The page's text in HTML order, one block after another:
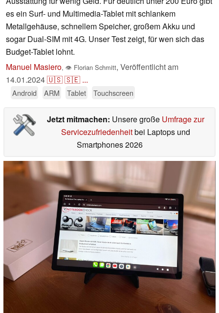
es ein Surf- und Multimedia-Tablet mit schlankem
Metallgehäuse, schnellem Speicher, großem Akku und
sogar Dual-SIM mit 4G. Unser Test zeigt, für wen sich das
Budget-Tablet lohnt.
Manuel Masiero, 👁 Florian Schmitt, Veröffentlicht am
14.01.2024🇺🇸🇸🇪 ...
Android ARM Tablet Touchscreen
Jetzt mitmachen: Unsere große Umfrage zur
Servicezufriedenheitbei Laptops und
Smartphones 2026